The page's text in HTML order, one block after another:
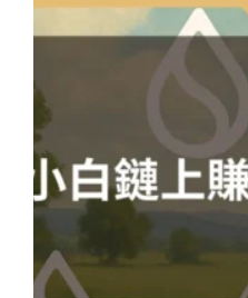
Phantom
錢
必
看
三
大
使
用